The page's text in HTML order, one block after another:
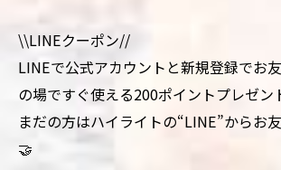
\\LINEクーポン//
LINEで公式アカウントと新規登録でお
の場ですぐ使える200ポイントプレゼン
まだの方はハイライトの“LINE”からお
🤝